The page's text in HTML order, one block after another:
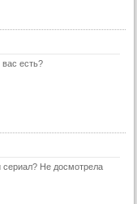
вас есть?
Не досмотрела